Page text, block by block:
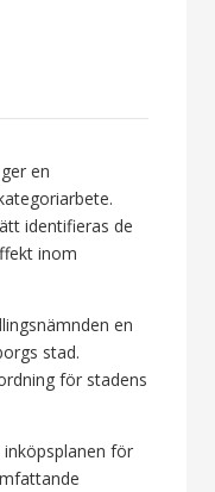
en
identifieras de
inom
en
stad.
för stadens
för